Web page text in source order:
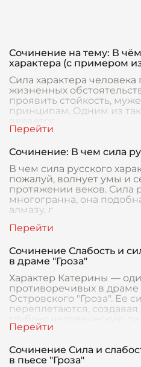
Сочинение на тему: В
характера (с примером
Сила характера
жизненных
проявить стойкость,
принципам. Одним из
Сочинение: В чем сила
В чем сила русского
пожалуй, волнует умы и
протяжении веков. Сила
многогранна, она
алмазу, г
Сочинение Слабость и
в драме "Гроза"
Характер Катерины —
противоречивых в драме
Островского "Гроза". Ее
переплетаются,
глубоко человеческую ли
Сочинение Сила и
в пьесе "Гроза"